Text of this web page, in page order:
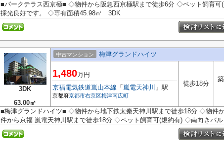
■パークテラス西京極■ ◇物件から阪急西京極駅まで徒歩6分 ◇ペット飼育
採光良好です。 ◇専有面積45.98㎡ 3DK
3DK
63.00㎡
中古マンション 梅津グランドハイツ
1,480万円
京福電気鉄道嵐山本線 「 嵐電天神川 」駅
京都府京都市右京区梅津南広町
徒歩18分
■梅津グランドハイツ■ ◇物件から地下鉄太秦天神川駅まで徒歩18分 ◇物件
件から京福 嵐電天神川駅まで徒歩18分 ◇ペット飼育可(規約有) ◇南向きバ